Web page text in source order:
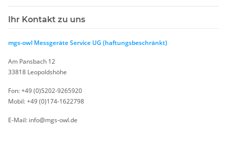
Ihr Kontakt zu uns
mgs-owl Messgeräte Service UG (haftungsbeschränkt)
Am Pansbach 12
33818 Leopoldshöhe
Fon: +49 (0)5202-9265920
Mobil: +49 (0)174-1622798
E-Mail: info@mgs-owl.de